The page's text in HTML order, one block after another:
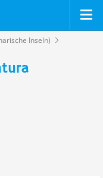
Inseln)